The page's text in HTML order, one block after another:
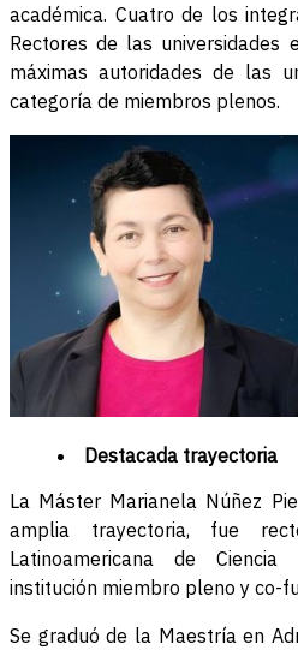
académica. Cuatro de los
Rectores de las
máximas autoridades de las
categoría de miembros plenos.
Destacada trayectoria
La Máster Marianela Núñez
amplia trayectoria, fue
Latinoamericana de Ciencia
institución miembro pleno y co-
Se graduó de la Maestría en